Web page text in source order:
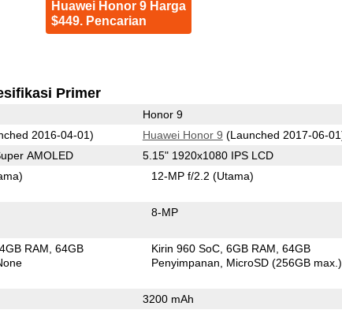
Huawei Honor 9 Harga
$449. Pencarian
Primer
Honor 9
2016-04-01) Huawei Honor 9 (Launched 2017-06-
AMOLED 5.15" 1920x1080 IPS LCD
12-MP f/2.2(Utama)
8-MP
4GB RAM 64GB
Kirin 960 SoC 6GB RAM 64GB
Penyimpanan
MicroSD (256GB max.)
3200 mAh